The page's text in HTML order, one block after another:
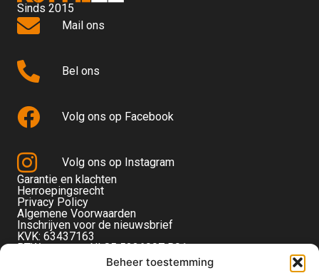
Beheer toestemming
Sinds 2015
Mail ons
Bel ons
Volg ons op Facebook
Volg ons op Instagram
Garantie en klachten
Herroepingsrecht
Privacy Policy
Algemene Voorwaarden
Inschrijven voor de nieuwsbrief
KVK: 63437163
BTW-nummer: NL85 5236097 B01
Monteverdistraat 56
2901KE Capelle aan den IJssel